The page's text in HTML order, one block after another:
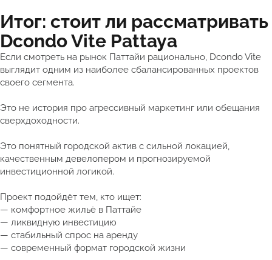
Итог: стоит ли рассматривать
Dcondo Vite Pattaya
Если смотреть на рынок Паттайи рационально, Dcondo Vite
выглядит одним из наиболее сбалансированных проектов
своего сегмента.
Это не история про агрессивный маркетинг или обещания
сверхдоходности.
Это понятный городской актив с сильной локацией,
качественным девелопером и прогнозируемой
инвестиционной логикой.
Проект подойдёт тем, кто ищет:
— комфортное жильё в Паттайе
— ликвидную инвестицию
— стабильный спрос на аренду
— современный формат городской жизни